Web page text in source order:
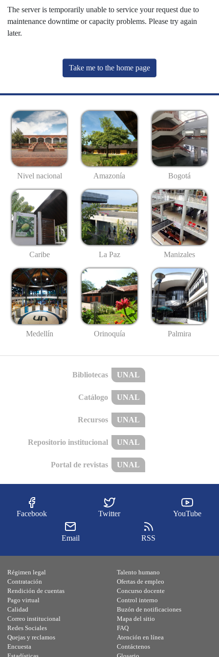
The server is temporarily unable to service your request due to
maintenance downtime or capacity problems. Please try again
later.
Take me to the home page
Nivel nacional Amazonía Bogotá
Caribe La Paz Manizales
Medellín Orinoquía Palmira
Bibliotecas UNAL
Catálogo UNAL
Recursos UNAL
Repositorio institucional UNAL
Portal de revistas UNAL
Facebook Twitter YouTube
Email RSS
Régimen legal
Contratación
Rendición de cuentas
Pago virtual
Calidad
Talento humano
Ofertas de empleo
Concurso docente
Control interno
Buzón de notificaciones
Correo institucional
Redes Sociales
Quejas y reclamos
Encuesta
Mapa del sitio
FAQ
Atención en línea
Contáctenos